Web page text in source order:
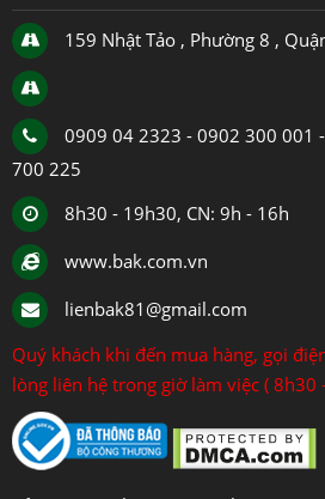
159 Nhật Tảo , Phường 8 ,
0909 04 2323 - 0902 300 001
700 225
8h30 - 19h30, CN: 9h - 16h
www.bak.com.vn
lienbak81@gmail.com
Quý khách khi đến mua hàng, gọi
lòng liên hệ trong giờ làm việc ( 8h30